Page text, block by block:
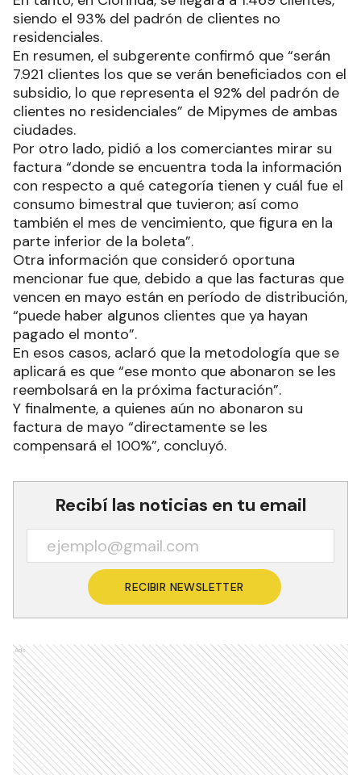
siendo el 93% del padrón de clientes no
residenciales.
En resumen, el subgerente confirmó que “serán
7.921 clientes los que se verán beneficiados con el
subsidio, lo que representa el 92% del padrón de
clientes no residenciales” de Mipymes de ambas
ciudades.
Por otro lado, pidió a los comerciantes mirar su
factura “donde se encuentra toda la información
con respecto a qué categoría tienen y cuál fue el
consumo bimestral que tuvieron; así como
también el mes de vencimiento, que figura en la
parte inferior de la boleta”.
Otra información que consideró oportuna
mencionar fue que, debido a que las facturas que
vencen en mayo están en período de distribución,
“puede haber algunos clientes que ya hayan
pagado el monto”.
En esos casos, aclaró que la metodología que se
aplicará es que “ese monto que abonaron se les
reembolsará en la próxima facturación”.
Y finalmente, a quienes aún no abonaron su
factura de mayo “directamente se les
compensará el 100%”, concluyó.
Recibí las noticias en tu email
RECIBIR NEWSLETTER
Ads